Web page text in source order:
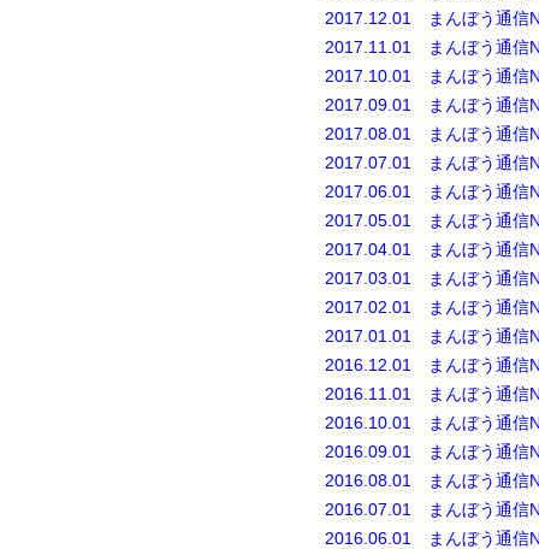
2017.12.01 まんぼう通信
2017.11.01 まんぼう通信
2017.10.01 まんぼう通信
2017.09.01 まんぼう通信
2017.08.01 まんぼう通信
2017.07.01 まんぼう通信
2017.06.01 まんぼう通信
2017.05.01 まんぼう通信
2017.04.01 まんぼう通信
2017.03.01 まんぼう通信
2017.02.01 まんぼう通信
2017.01.01 まんぼう通信
2016.12.01 まんぼう通信
2016.11.01 まんぼう通信
2016.10.01 まんぼう通信
2016.09.01 まんぼう通信
2016.08.01 まんぼう通信
2016.07.01 まんぼう通信
2016.06.01 まんぼう通信